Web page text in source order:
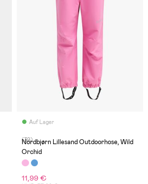
Auf Lager
(39)
Nordbjørn Lillesand Outdoorhose, Wild
Orchid
11,99 €